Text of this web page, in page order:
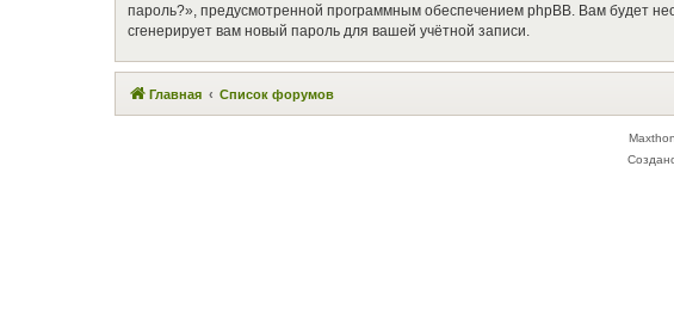
пароль?», предусмотренной программным обеспечением phpBB. Вам будет
сгенерирует вам новый пароль для вашей учётной записи.
Главная Список форумов